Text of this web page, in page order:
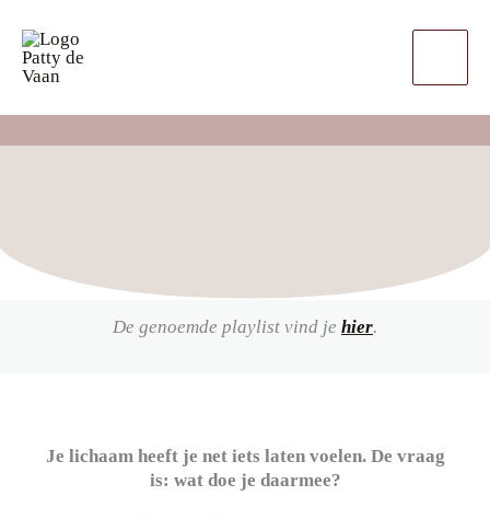
naar
inhoud
De genoemde playlist vind je hier.
Je lichaam heeft je net iets laten voelen. De vraag
is: wat doe je daarmee?